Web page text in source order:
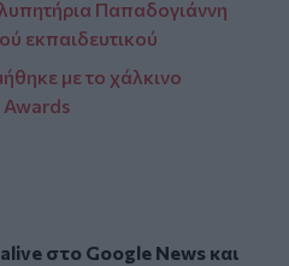
Παπαδογιάννη
εκπαιδευτικού
με το χάλκινο
Awards
στο Google Newsκαι